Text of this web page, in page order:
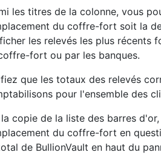
les titres de la colonne, vous
du coffre-fort soit la
les relevés les plus récents
fort ou par les banques.
que les totaux des relevés
pour l'ensemble des
la copie de la liste des barres
du coffre-fort en
de BullionVault en haut du